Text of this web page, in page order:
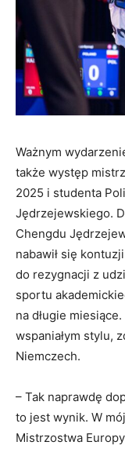
Ważnym
także występ
2025 i studenta
Jędrzejewskiego.
Chengdu
nabawił się
do rezygnacji z
sportu
na długie
wspaniałym stylu,
Niemczech.
– Tak naprawdę
to jest wynik. W
Mistrzostwa